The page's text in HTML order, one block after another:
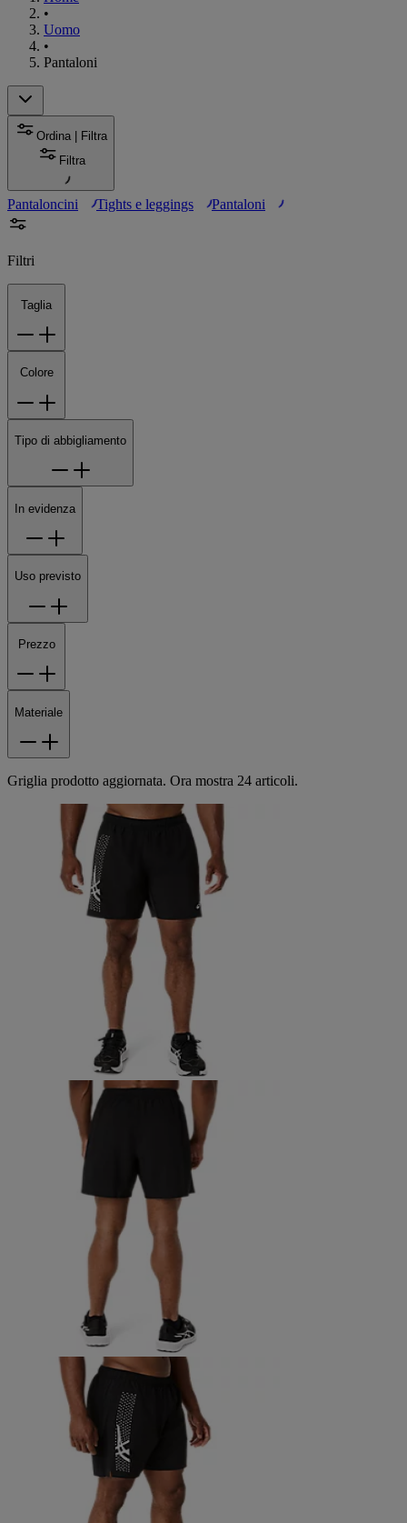
•
Uomo
•
Pantaloni
Ordina | Filtra
Filtra
Pantaloncini Tights e leggings Pantaloni
Filtri
Taglia
Colore
Tipo di abbigliamento
In evidenza
Uso previsto
Prezzo
Materiale
Griglia prodotto aggiornata. Ora mostra 24 articoli.